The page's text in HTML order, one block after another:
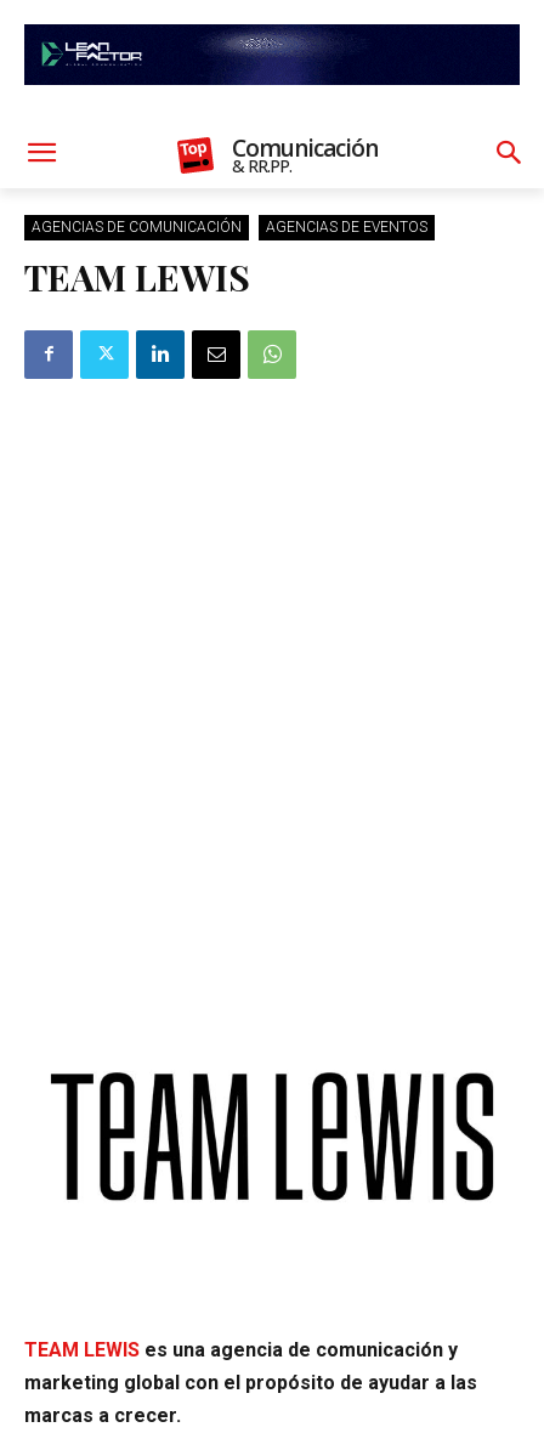
Comunicación
& RR.PP.
AGENCIAS DE COMUNICACIÓN AGENCIAS DE EVENTOS
TEAM LEWIS
TEAM LEWIS es una agencia de comunicación y
marketing global con el propósito de ayudar a las
marcas a crecer.